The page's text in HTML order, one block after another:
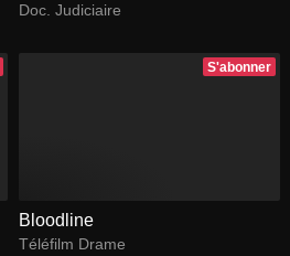
Doc. Judiciaire
S'abonner
Bloodline
Téléfilm Drame